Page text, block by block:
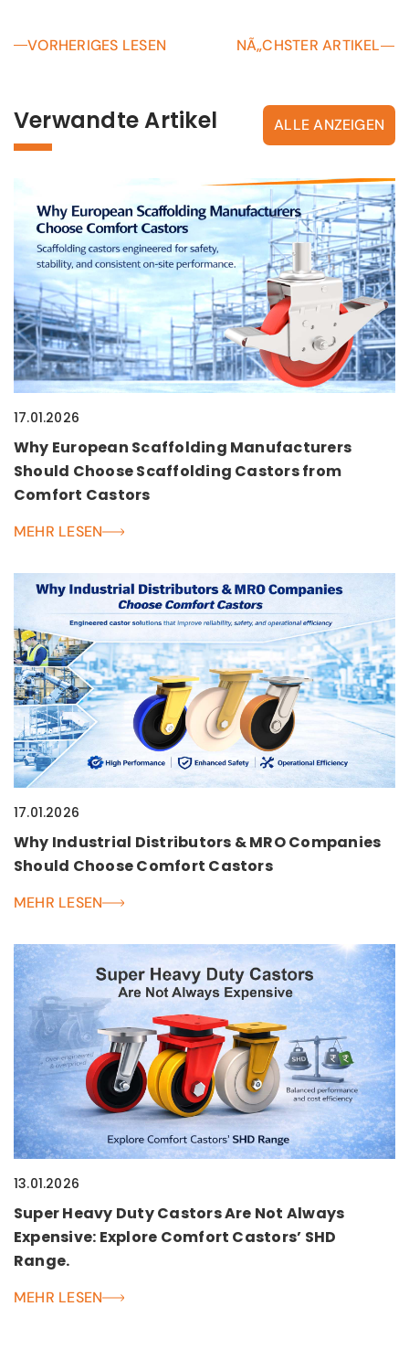
VORHERIGES LESEN NÃ„CHSTER ARTIKEL
Verwandte Artikel ALLE ANZEIGEN
17.01.2026
Why European Scaffolding Manufacturers
Should Choose Scaffolding Castors from
Comfort Castors
MEHR LESEN
17.01.2026
Why Industrial Distributors & MRO Companies
Should Choose Comfort Castors
MEHR LESEN
13.01.2026
Super Heavy Duty Castors Are Not Always
Expensive: Explore Comfort Castors’ SHD
Range.
MEHR LESEN